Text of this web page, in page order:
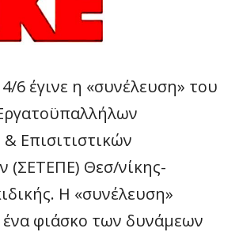
6 έγινε η «συνέλευση» του
Επισιτιστικών
(ΣΕΤΕΠΕ) Θεσ/νίκης-
Η «συνέλευση»
ένα φιάσκο των δυνάμεων